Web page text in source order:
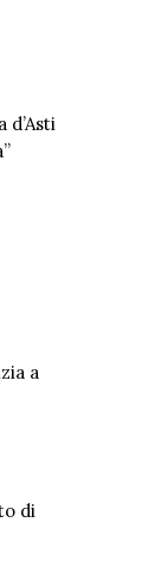
d’Asti
a
di